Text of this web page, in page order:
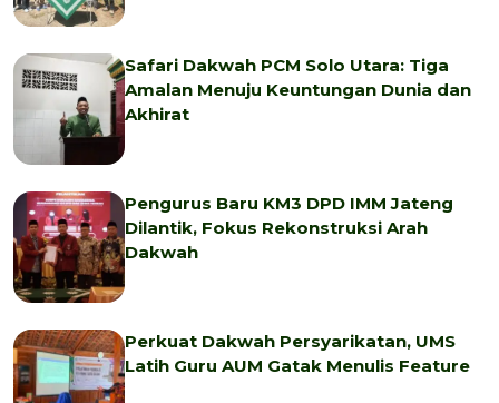
Safari Dakwah PCM Solo Utara: Tiga
Amalan Menuju Keuntungan Dunia dan
Akhirat
Pengurus Baru KM3 DPD IMM Jateng
Dilantik, Fokus Rekonstruksi Arah
Dakwah
Perkuat Dakwah Persyarikatan, UMS
Latih Guru AUM Gatak Menulis Feature